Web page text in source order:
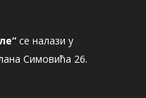
се налази у
Симовића 26.